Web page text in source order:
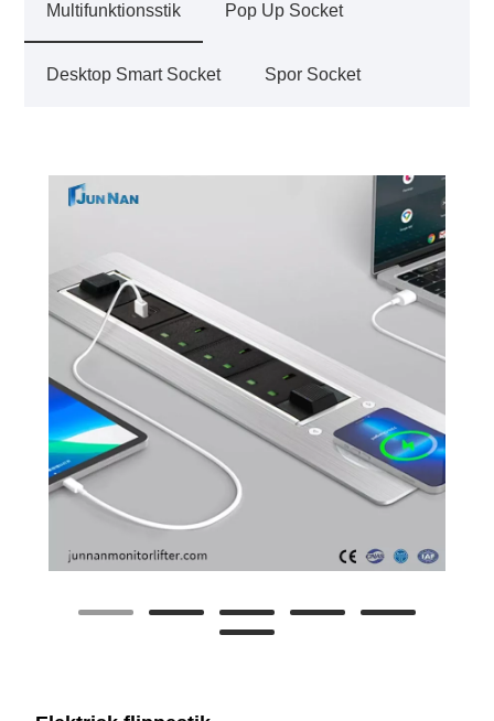
Multifunktionsstik Pop Up Socket
Desktop Smart Socket Spor Socket